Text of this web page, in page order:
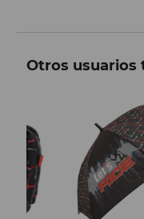
Otros usuarios